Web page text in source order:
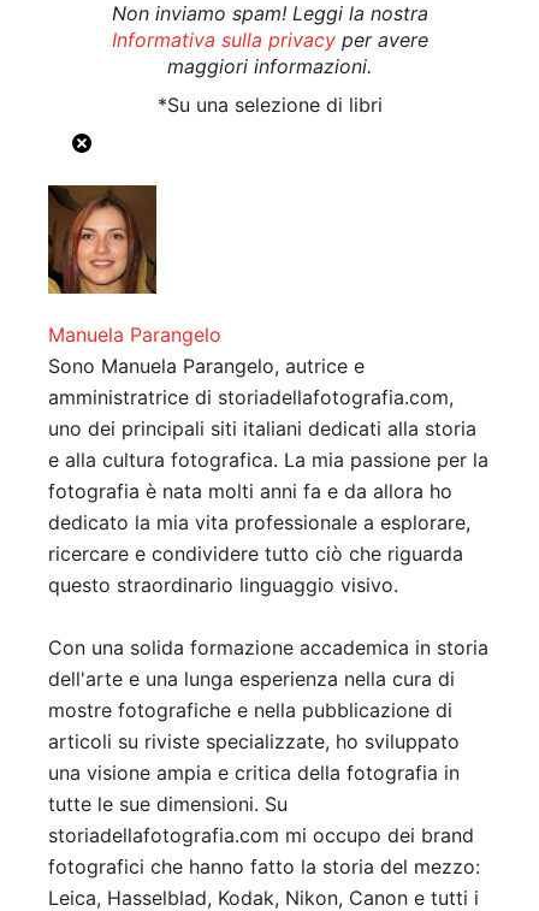
Non inviamo spam! Leggi la nostra
Informativa sulla privacyper avere
maggiori informazioni.
*Su una selezione di libri
Manuela Parangelo
Sono Manuela Parangelo, autrice e
amministratrice di storiadellafotografia.com,
uno dei principali siti italiani dedicati alla storia
e alla cultura fotografica. La mia passione per la
fotografia è nata molti anni fa e da allora ho
dedicato la mia vita professionale a esplorare,
ricercare e condividere tutto ciò che riguarda
questo straordinario linguaggio visivo.
Con una solida formazione accademica in storia
dell'arte e una lunga esperienza nella cura di
mostre fotografiche e nella pubblicazione di
articoli su riviste specializzate, ho sviluppato
una visione ampia e critica della fotografia in
tutte le sue dimensioni. Su
storiadellafotografia.com mi occupo dei brand
fotografici che hanno fatto la storia del mezzo:
Leica, Hasselblad, Kodak, Nikon, Canon e tutti i